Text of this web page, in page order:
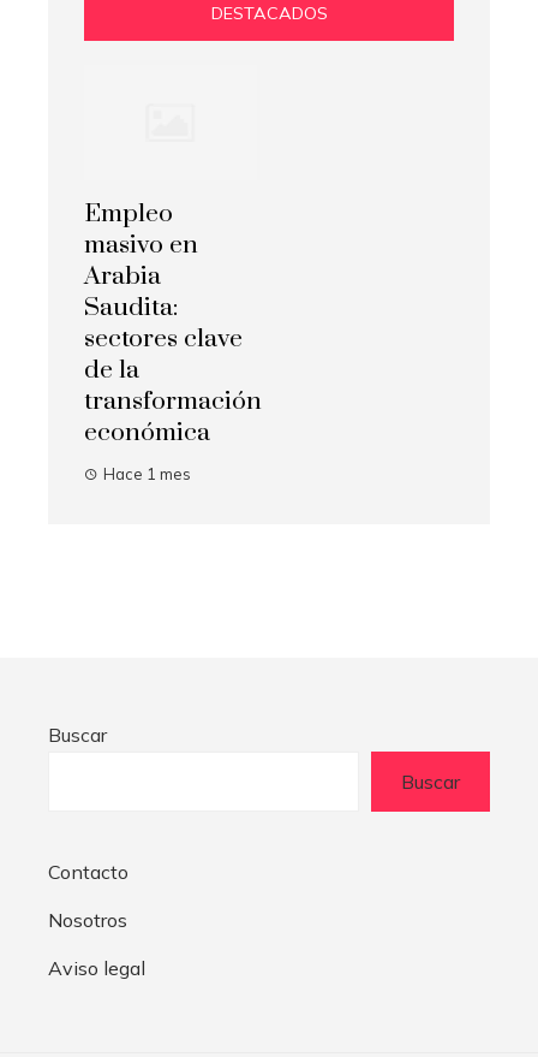
DESTACADOS
Empleo
masivo en
Arabia
Saudita:
sectores clave
de la
transformación
económica
Hace 1 mes
Buscar
Buscar
Contacto
Nosotros
Aviso legal